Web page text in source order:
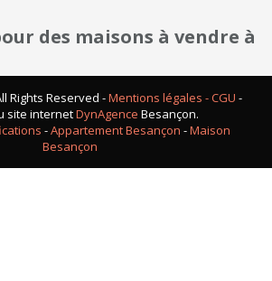
des maisons à vendre à
Rights Reserved -Mentions légales - CGU -
site internetDynAgence Besançon.
-Appartement Besançon -Maison
Besançon